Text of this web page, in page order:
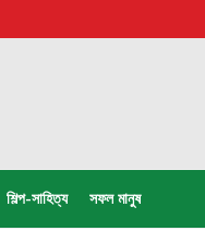
শিল্প-সাহিত্য সফল মানুষ